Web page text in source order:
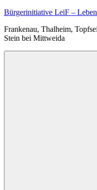
Zum
springen
Bürgerinitiative LeiF –
Frankenau, Thalheim,
Stein bei Mittweida